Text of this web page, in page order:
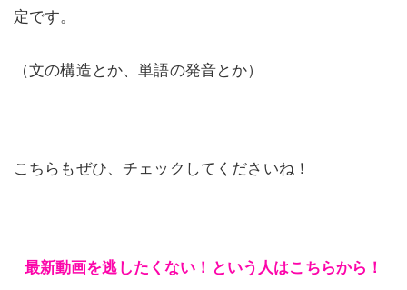
定です。
（文の構造とか、単語の発音とか）
こちらもぜひ、チェックしてくださいね！
最新動画を逃したくない！という人はこちらから！